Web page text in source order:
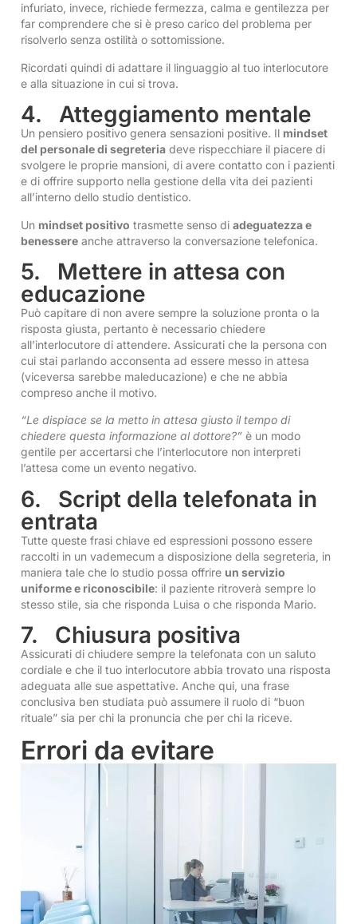
infuriato, invece, richiede fermezza, calma e gentilezza per
far comprendere che si è preso carico del problema per
risolverlo senza ostilità o sottomissione.
Ricordati quindi di adattare il linguaggio al tuo interlocutore
e alla situazione in cui si trova.
4. Atteggiamento mentale
Un pensiero positivo genera sensazioni positive. Il mindset
del personale di segreteria deve rispecchiare il piacere di
svolgere le proprie mansioni, di avere contatto con i pazienti
e di offrire supporto nella gestione della vita dei pazienti
all’interno dello studio dentistico.
Un mindset positivo trasmette senso di adeguatezza e
benessere anche attraverso la conversazione telefonica.
5. Mettere in attesa con
educazione
Può capitare di non avere sempre la soluzione pronta o la
risposta giusta, pertanto è necessario chiedere
all’interlocutore di attendere. Assicurati che la persona con
cui stai parlando acconsenta ad essere messo in attesa
(viceversa sarebbe maleducazione) e che ne abbia
compreso anche il motivo.
“Le dispiace se la metto in attesa giusto il tempo di
chiedere questa informazione al dottore?” è un modo
gentile per accertarsi che l’interlocutore non interpreti
l’attesa come un evento negativo.
6. Script della telefonata in
entrata
Tutte queste frasi chiave ed espressioni possono essere
raccolti in un vademecum a disposizione della segreteria, in
maniera tale che lo studio possa offrire un servizio
uniforme e riconoscibile: il paziente ritroverà sempre lo
stesso stile, sia che risponda Luisa o che risponda Mario.
7. Chiusura positiva
Assicurati di chiudere sempre la telefonata con un saluto
cordiale e che il tuo interlocutore abbia trovato una risposta
adeguata alle sue aspettative. Anche qui, una frase
conclusiva ben studiata può assumere il ruolo di “buon
rituale” sia per chi la pronuncia che per chi la riceve.
Errori da evitare